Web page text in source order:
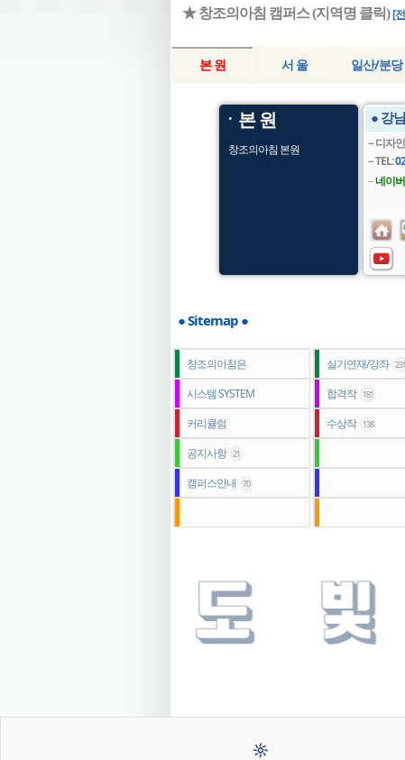
술학원
★ 창조의아침 캠퍼스 (지역명 클릭)[
본 원 서 울 일산/분당
ㆍ본 원
창조의아침 본원
● 강
－디자
－TEL:
－네이
● Sitemap ●
창조의아침은
시스템 SYSTEM
커리큘럼
공지사항 21
캠퍼스안내 70
실기연재/강좌
합격작 181
수상작 138